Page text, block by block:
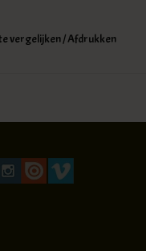
vergelijken/Afdrukken